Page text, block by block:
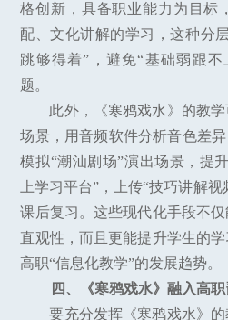
格创新，具备职业能力为目标
配、文化讲解的学习，这种分
跳够得着”，避免“基础弱跟
题。
此外，《寒鸦戏水》的教
场景，用音频软件分析音色差异
模拟“潮汕剧场”演出场景，提
上学习平台”，上传“技巧讲解
课后复习。这些现代化手段不
直观性，而且更能提升学生的
高职“信息化教学”的发展趋势。
四、《寒鸦戏水》融入高
要充分发挥《寒鸦戏水》